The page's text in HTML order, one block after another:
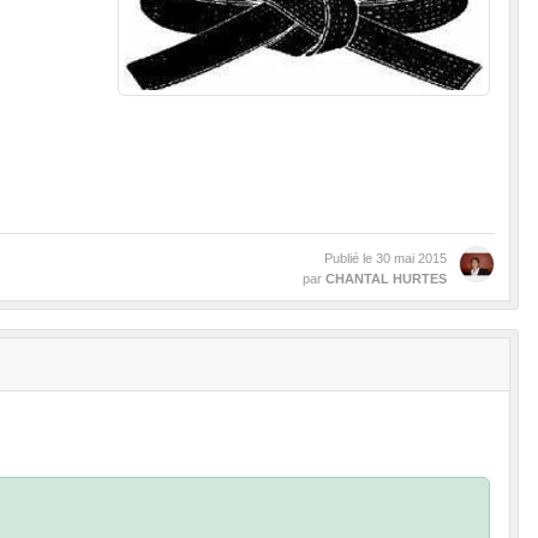
Publié le 30 mai 2015
par CHANTAL HURTES